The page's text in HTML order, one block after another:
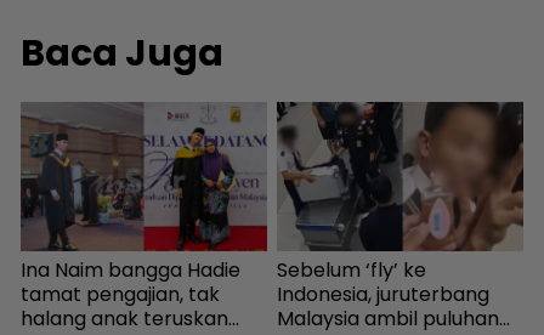
Baca Juga
Ina Naim bangga Hadie
tamat pengajian, tak
halang anak teruskan
Sebelum ‘fly’ ke
Indonesia, juruterbang
Malaysia ambil puluhan